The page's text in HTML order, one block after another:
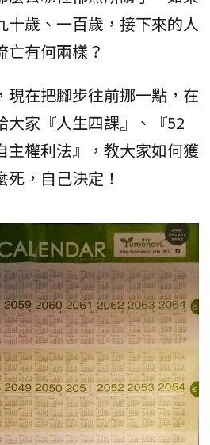
十歲、一百歲，接下來的人
亡有何兩樣？
現在把腳步往前挪一點，在
大家『人生四課』、『52
主權利法』，教大家如何獲
，自己決定！